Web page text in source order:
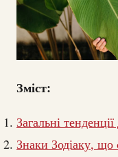
Зміст:
Загальні
Знаки Зодіаку,